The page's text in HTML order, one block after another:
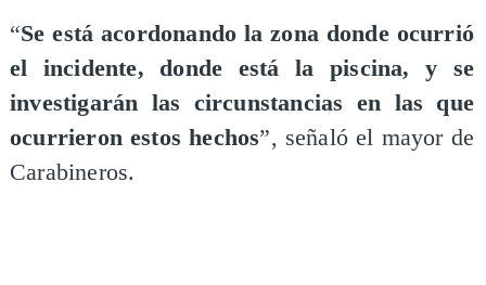
“Se está acordonando la zona donde ocurrió
el incidente, donde está la piscina, y se
investigarán las circunstancias en las que
ocurrieron estos hechos”, señaló el mayor de
Carabineros.